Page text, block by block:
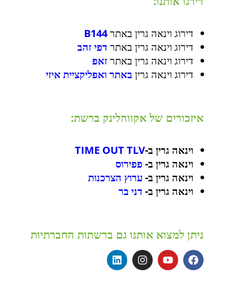
דירוג וינאה גרין באתרB144
דירוג וינאה גרין באתר דפי זהב
דירוג וינאה גרין באתר זאפ
דירוג וינאה גרין באתר ואפליקציית איזי
איזכורים של אקווהלינק ברשת:
וינאה גרין ב-TIME OUT TLV
וינאה גרין ב- פפירוס
וינאה גרין ב- ערוץ הצרכנות
וינאה גרין ב- דני בר
ניתן למצוא אותנו גם ברשתות החברתיות